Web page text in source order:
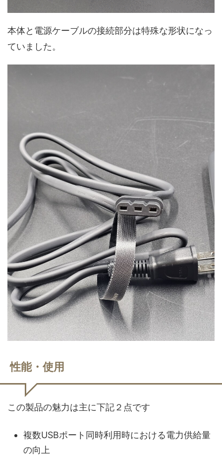
本体と電源ケーブルの接続部分は特殊な形状になっ
ていました。
性能・使用
この製品の魅力は主に下記２点です
複数USBポート同時利用時における電力供給量
の向上